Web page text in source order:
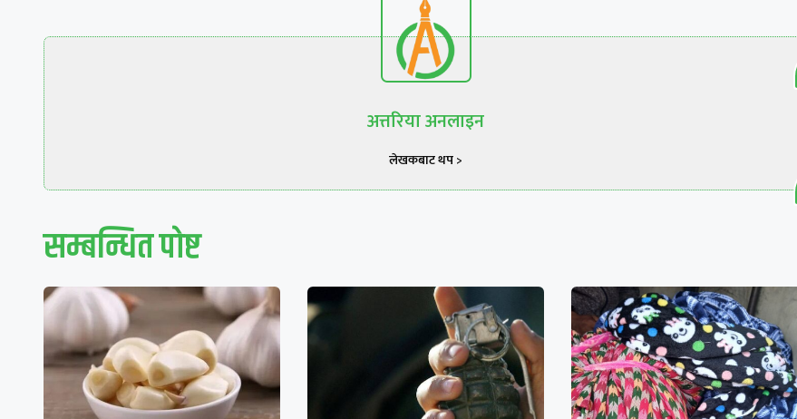
अत्तरिया अनलाइन
लेखकबाट थप >
सम्बन्धित पाेष्ट